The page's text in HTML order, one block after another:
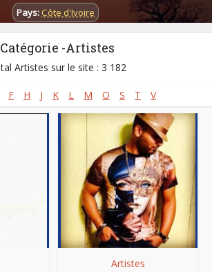
Pays: Côte d'Ivoire
Catégorie -Artistes
Artistes sur le site : 3 182
F H J K L M O S T V
Artistes